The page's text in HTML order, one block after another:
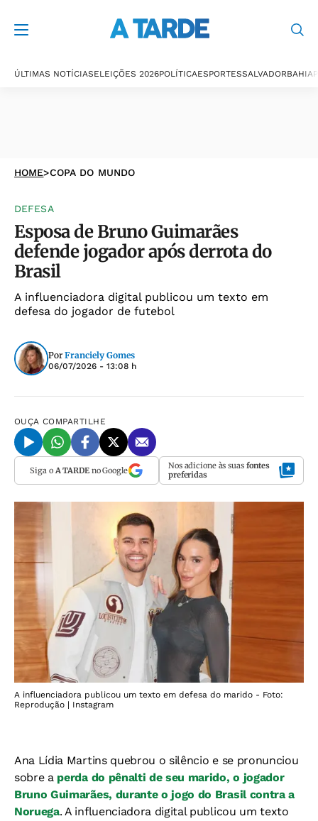
ÚLTIMAS NOTÍCIASELEIÇÕES 2026POLÍTICAESPORTESSALVADORBAHIA
HOME>COPA DO MUNDO
DEFESA
Esposa de Bruno Guimarães
defende jogador após derrota do
Brasil
A influenciadora digital publicou um texto em
defesa do jogador de futebol
Por Franciely Gomes
06/07/2026 - 13:08 h
OUÇA COMPARTILHE
Siga o A TARDEno Google Nos adicione às suas fontes
preferidas
A influenciadora publicou um texto em defesa do marido - Foto:
Reprodução | Instagram
Ana Lídia Martins quebrou o silêncio e se pronunciou
sobre a perda do pênalti de seu marido, o jogador
Bruno Guimarães, durante o jogo do Brasil contra a
Noruega. A influenciadora digital publicou um texto